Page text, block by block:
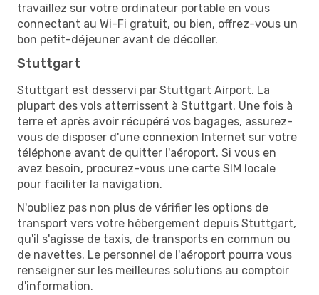
travaillez sur votre ordinateur portable en vous
connectant au Wi-Fi gratuit, ou bien, offrez-vous un
bon petit-déjeuner avant de décoller.
Stuttgart
Stuttgart est desservi par Stuttgart Airport. La
plupart des vols atterrissent à Stuttgart. Une fois à
terre et après avoir récupéré vos bagages, assurez-
vous de disposer d'une connexion Internet sur votre
téléphone avant de quitter l'aéroport. Si vous en
avez besoin, procurez-vous une carte SIM locale
pour faciliter la navigation.
N'oubliez pas non plus de vérifier les options de
transport vers votre hébergement depuis Stuttgart,
qu'il s'agisse de taxis, de transports en commun ou
de navettes. Le personnel de l'aéroport pourra vous
renseigner sur les meilleures solutions au comptoir
d'information.